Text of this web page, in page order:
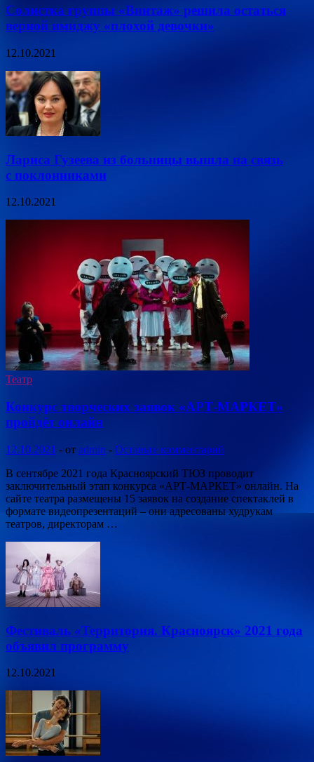
Солистка группы «Винтаж» решила остаться
верной имиджу «плохой девочки»
12.10.2021
Лариса Гузеева из больницы вышла на связь
с поклонниками
12.10.2021
Театр
Конкурс творческих заявок «АРТ-МАРКЕТ»
пройдёт онлайн
12.10.2021 - от admin - Оставьте комментарий
В сентябре 2021 года Красноярский ТЮЗ проводит
заключительный этап конкурса «АРТ-МАРКЕТ» онлайн. На
сайте театра размещены 15 заявок на создание спектаклей в
формате видеопрезентаций – они адресованы худрукам
театров, директорам …
Фестиваль «Территория. Красноярск» 2021 года
объявил программу
12.10.2021